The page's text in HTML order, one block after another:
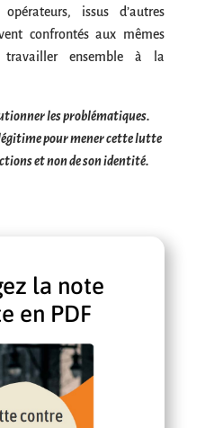
issus d’autres
confrontés aux mêmes
travailler ensemble à la
les problématiques.
pour mener cette lutte
et non de son identité.
la note
en PDF